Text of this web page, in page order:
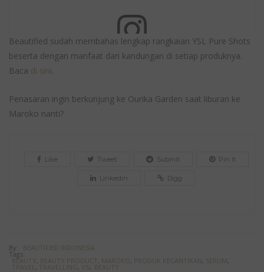
View this post on Instagram
The Pure Shots Range was born in Morocco, at the
foothills of the Atlas mountains. There lies YSL Beauty’s
dose of vitamin Cg to prevent the over-production of
Beautified sudah membahas lengkap rangkaian YSL Pure Shots
beserta dengan manfaat dari kandungan di setiap produknya.
Baca di sini.
Penasaran ingin berkunjung ke Ourika Garden saat liburan ke
Maroko nanti?
Like Tweet Submit Pin It
Linkedin Digg
By: BEAUTIFIED INDONESIA
Tags:
BEAUTY , BEAUTY PRODUCT , MAROKO, PRODUK KECANTIKAN, SERUM,
TRAVEL , TRAVELLING, YSL BEAUTY